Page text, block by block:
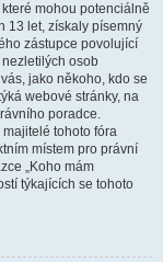
mohou potenciálně
13 let, získaly písemný
zástupce povolující
osob
jako někoho, kdo se
webové stránky, na
poradce.
tohoto fóra
místem pro právní
„Koho mám
týkajících se tohoto